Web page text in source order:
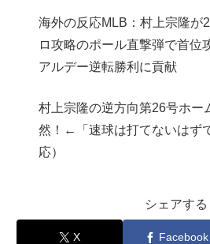
海外の反応MLB：村上宗隆が
ロ攻略のポール直撃弾で首位
アルデー逆転勝利に貢献
村上宗隆の逆方向第26号ホー
然！←「速球は打てないはず
応）
シェアする
X Facebook